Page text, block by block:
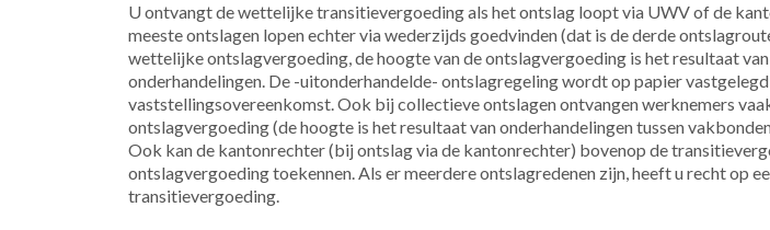
U ontvangt de wettelijke transitievergoeding als het ontslag loopt via UWV of de
meeste ontslagen lopen echter via wederzijds goedvinden (dat is de derde
wettelijke ontslagvergoeding, de hoogte van de ontslagvergoeding is het resultaat van
onderhandelingen. De -uitonderhandelde- ontslagregeling wordt op papier vastgelegd
vaststellingsovereenkomst. Ook bij collectieve ontslagen ontvangen werknemers
ontslagvergoeding (de hoogte is het resultaat van onderhandelingen tussen
Ook kan de kantonrechter (bij ontslag via de kantonrechter) bovenop de
ontslagvergoeding toekennen. Als er meerdere ontslagredenen zijn, heeft u recht op
transitievergoeding.